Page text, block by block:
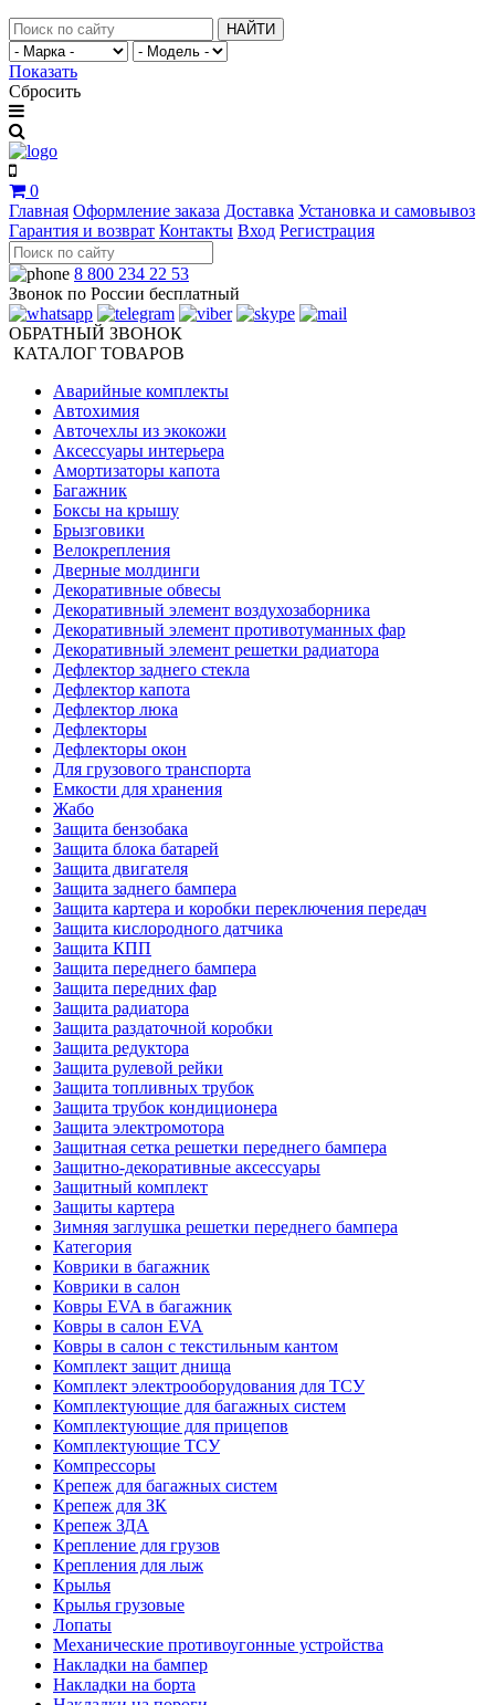
НАЙТИ
Показать
Сбросить
0
Главная Оформление заказа Доставка Установка и самовывоз
Гарантия и возврат Контакты Вход Регистрация
8 800 234 22 53
Звонок по России бесплатный
ОБРАТНЫЙ ЗВОНОК
КАТАЛОГ ТОВАРОВ
Аварийные комплекты
Автохимия
Авточехлы из экокожи
Аксессуары интерьера
Амортизаторы капота
Багажник
Боксы на крышу
Брызговики
Велокрепления
Дверные молдинги
Декоративные обвесы
Декоративный элемент воздухозаборника
Декоративный элемент противотуманных фар
Декоративный элемент решетки радиатора
Дефлектор заднего стекла
Дефлектор капота
Дефлектор люка
Дефлекторы
Дефлекторы окон
Для грузового транспорта
Емкости для хранения
Жабо
Защита бензобака
Защита блока батарей
Защита двигателя
Защита заднего бампера
Защита картера и коробки переключения передач
Защита кислородного датчика
Защита КПП
Защита переднего бампера
Защита передних фар
Защита радиатора
Защита раздаточной коробки
Защита редуктора
Защита рулевой рейки
Защита топливных трубок
Защита трубок кондиционера
Защита электромотора
Защитная сетка решетки переднего бампера
Защитно-декоративные аксессуары
Защитный комплект
Защиты картера
Зимняя заглушка решетки переднего бампера
Категория
Коврики в багажник
Коврики в салон
Ковры EVA в багажник
Ковры в салон EVA
Ковры в салон с текстильным кантом
Комплект защит днища
Комплект электрооборудования для ТСУ
Комплектующие для багажных систем
Комплектующие для прицепов
Комплектующие ТСУ
Компрессоры
Крепеж для багажных систем
Крепеж для ЗК
Крепеж ЗДА
Крепление для грузов
Крепления для лыж
Крылья
Крылья грузовые
Лопаты
Механические противоугонные устройства
Накладки на бампер
Накладки на борта